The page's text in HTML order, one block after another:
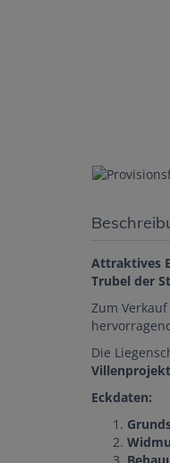
Attraktives
Trubel der
Zum
Die
Eckdaten: